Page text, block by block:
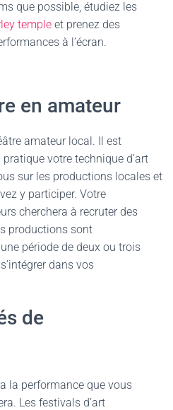
que possible, étudiez les
temple et prenez des
à l’écran.
en amateur
amateur local. Il est
votre technique d’art
sur les productions locales et
y participer. Votre
cherchera à recruter des
productions sont
période de deux ou trois
dans vos
de
la performance que vous
Les festivals d’art